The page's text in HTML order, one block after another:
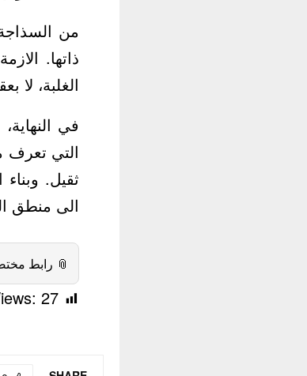
من السذاجة
ذاتها.
الغلبة، لا
في
التي تعرف
ثقيل.
الى منطق
📎 رابط
27